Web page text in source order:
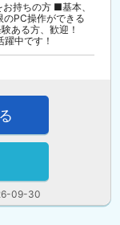
持ちの方 ■基本、
PC操作ができる
ある方、歓迎！
中です！
09-30